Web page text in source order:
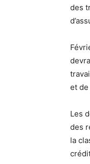
des
et
Les
des
la